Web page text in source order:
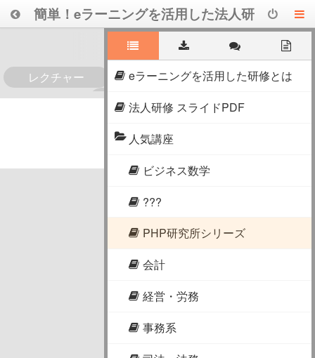
簡単！eラーニングを活用した法人研
修
レクチャー
0
eラーニングを活用した研修とは
法人研修 スライドPDF
人気講座
ビジネス数学
???
PHP研究所シリーズ
会計
経営・労務
事務系